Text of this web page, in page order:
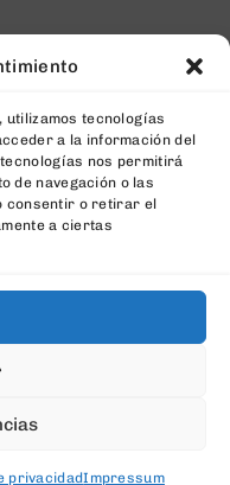
tecnologías
a la información del
nos permitirá
de navegación o las
consentir o retirar el
a ciertas
privacidadImpressum